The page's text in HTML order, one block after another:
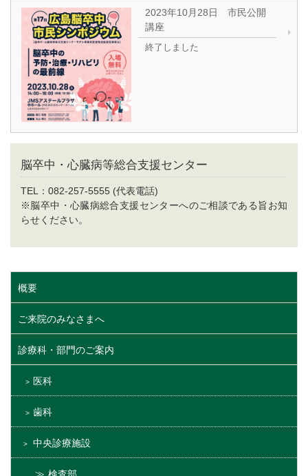
2023年10月28日 市民公開
講座
終了しました
脳卒中・心臓病等総合支援センター
TEL：082-257-5555 (代表電話)
※脳卒中・心臓病総合支援センターへのご相談である旨お知
らせください。
概要
ご来院のみなさまへ
診療科・部門のご案内
医科
歯科
中央診療施設